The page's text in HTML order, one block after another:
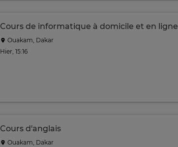
Cours de informatique à domicile et en ligne
Ouakam, Dakar
Hier, 15:16
Cours d'anglais
Ouakam, Dakar